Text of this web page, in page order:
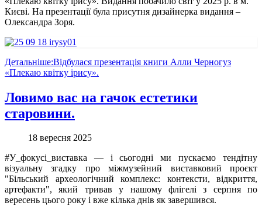
Києві. На презентації була присутня дизайнерка видання –
Олександра Зоря.
Детальніше:Відбулася презентація книги Алли Черногуз
«Плекаю квітку ірису».
Ловимо вас на гачок естетики
старовини.
18 вересня 2025
#У_фокусі_виставка — і сьогодні ми пускаємо тендітну
візуальну згадку про міжмузейний виставковий проєкт
"Більський археологічний комплекс: контексти, відкриття,
артефакти", який тривав у нашому флігелі з серпня по
вересень цього року і вже кілька днів як завершився.